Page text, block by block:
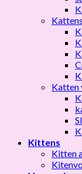
Katten
Kittens
Kitten